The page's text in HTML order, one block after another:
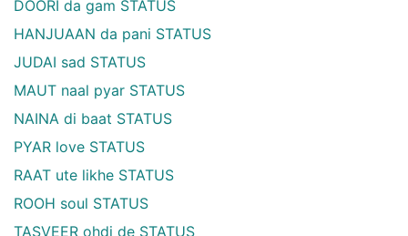
DOORI da gam STATUS
HANJUAAN da pani STATUS
JUDAI sad STATUS
MAUT naal pyar STATUS
NAINA di baat STATUS
PYAR love STATUS
RAAT ute likhe STATUS
ROOH soul STATUS
TASVEER ohdi de STATUS